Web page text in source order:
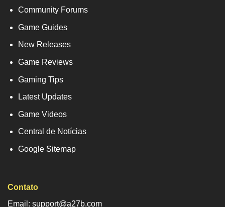
Community Forums
Game Guides
New Releases
Game Reviews
Gaming Tips
Latest Updates
Game Videos
Central de Notícias
Google Sitemap
Contato
Email: support@a27b.com